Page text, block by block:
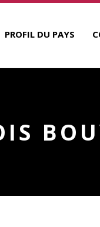
PROFIL DU PAYS